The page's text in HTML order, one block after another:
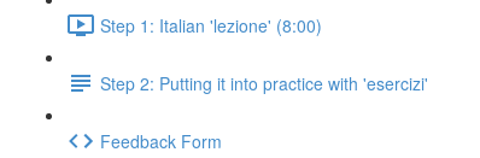
Step 1: Italian 'lezione' (8:00)
Step 2: Putting it into practice with 'esercizi'
Feedback Form